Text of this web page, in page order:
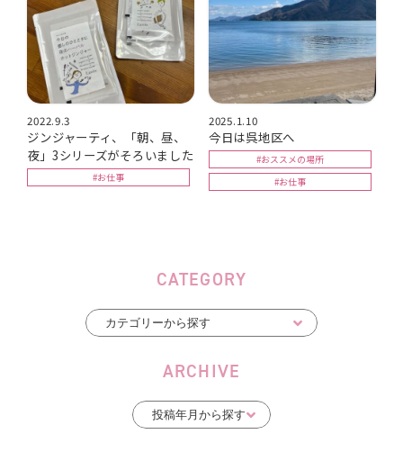
2022.9.3
ジンジャーティ、「朝、昼、
夜」3シリーズがそろいました
#お仕事
2025.1.10
今日は呉地区へ
#おススメの場所
#お仕事
CATEGORY
ARCHIVE